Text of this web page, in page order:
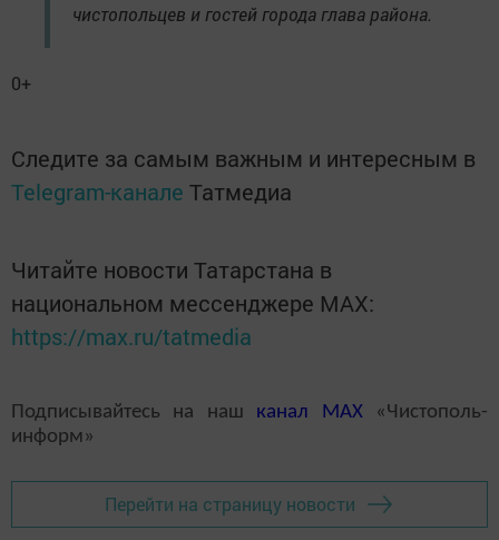
чистопольцев и гостей города глава района.
0+
Следите за самым важным и интересным в
Telegram-канале Татмедиа
Читайте новости Татарстана в
национальном мессенджере MАХ:
https://max.ru/tatmedia
Подписывайтесь на наш канал MAX«Чистополь-
информ»
Перейти на страницу новости